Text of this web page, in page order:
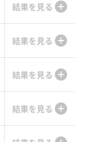
結果を見る
結果を見る
結果を見る
結果を見る